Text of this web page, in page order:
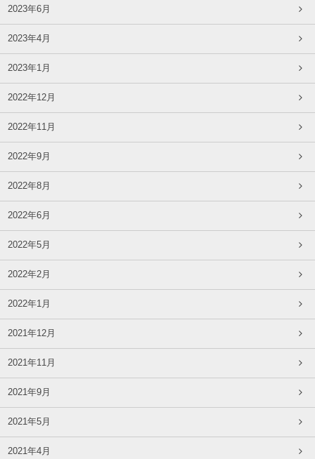
2023年6月
2023年4月
2023年1月
2022年12月
2022年11月
2022年9月
2022年8月
2022年6月
2022年5月
2022年2月
2022年1月
2021年12月
2021年11月
2021年9月
2021年5月
2021年4月